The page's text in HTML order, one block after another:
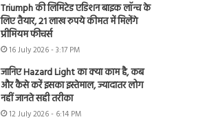
Triumph की लिमिटेड एडिशन बाइक लॉन्च के
लिए तैयार, 21 लाख रुपये कीमत में मिलेंगे
प्रीमियम फीचर्स
16 July 2026 - 3:17 PM
जानिए Hazard Light का क्या काम है, कब
और कैसे करें इसका इस्तेमाल, ज्यादातर लोग
नहीं जानते सही तरीका
12 July 2026 - 6:14 PM